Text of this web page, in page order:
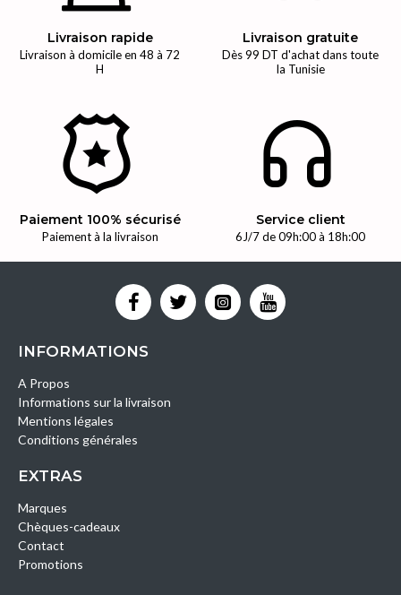
Livraison rapide
Livraison à domicile en 48 à 72
H
Livraison gratuite
Dès 99 DT d'achat dans toute
la Tunisie
Paiement 100% sécurisé
Paiement à la livraison
Service client
6J/7 de 09h:00 à 18h:00
INFORMATIONS
A Propos
Informations sur la livraison
Mentions légales
Conditions générales
EXTRAS
Marques
Chèques-cadeaux
Contact
Promotions